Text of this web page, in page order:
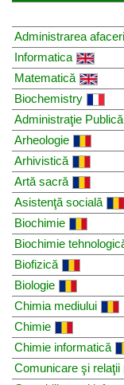
Administrarea
Informatica
Matematică
Biochemistry
Administraţie Publică
Arheologie
Arhivistică
Artă sacră
Asistenţă socială
Biochimie
Biochimie
Biofizică
Biologie
Chimia mediului
Chimie
Chimie informatică
Comunicare şi relaţii